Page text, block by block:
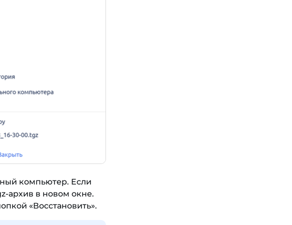
компьютер. Если
архив в новом окне.
«Восстановить».